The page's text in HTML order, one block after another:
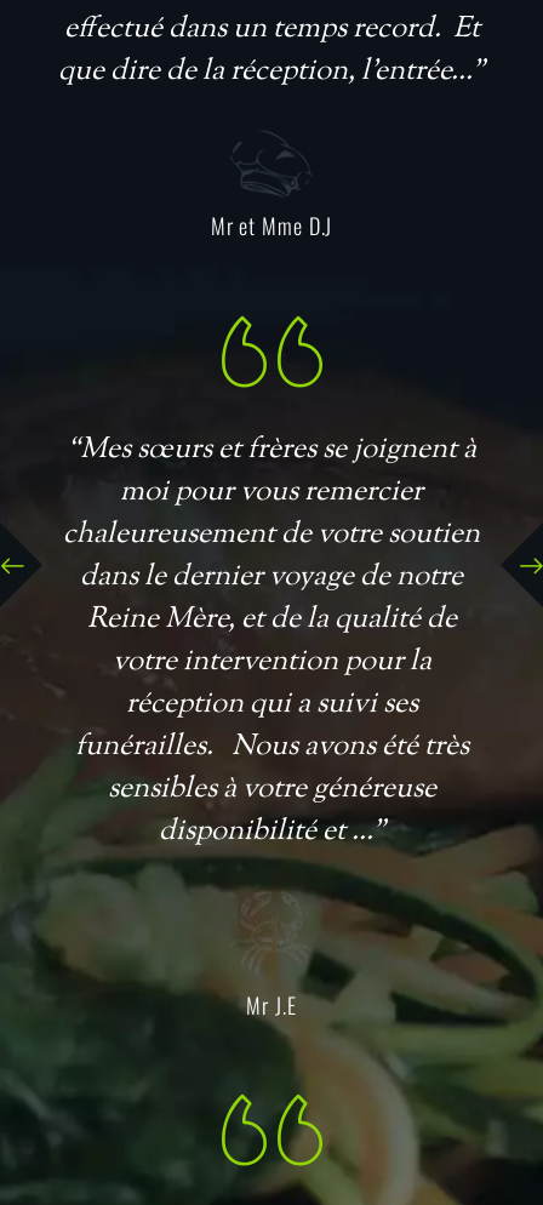
effectué dans un temps record. Et
que dire de la réception, l’entrée...”
Mr et Mme D.J
“Mes sœurs et frères se joignent à
moi pour vous remercier
chaleureusement de votre soutien
dans le dernier voyage de notre
Reine Mère, et de la qualité de
votre intervention pour la
réception qui a suivi ses
funérailles. Nous avons été très
sensibles à votre généreuse
disponibilité et ...”
Mr J.E